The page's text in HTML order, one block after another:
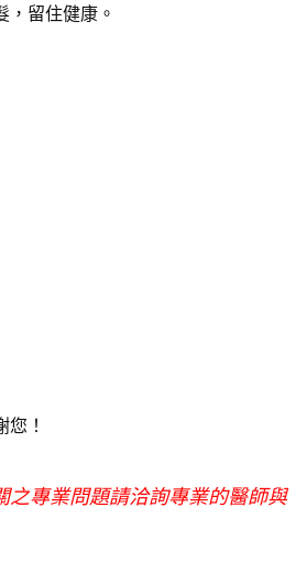
，留住健康。
！
之專業問題請洽詢專業的醫師與